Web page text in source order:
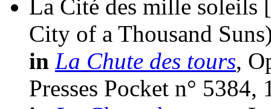
La Cité des mille soleils [
City of a Thousand
in La Chute des tours,
Presses Pocket n° 5384,